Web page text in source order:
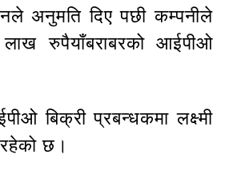
अनुमति दिए पछी कम्पनीले
रुपैयाँबराबरको आईपीओ
बिक्री प्रबन्धकमा लक्ष्मी
छ।